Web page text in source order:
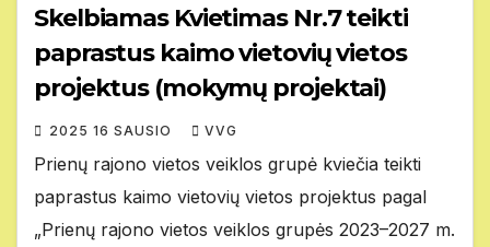
Skelbiamas Kvietimas Nr.7 teikti
paprastus kaimo vietovių vietos
projektus (mokymų projektai)
2025 16 SAUSIO VVG
Prienų rajono vietos veiklos grupė kviečia teikti
paprastus kaimo vietovių vietos projektus pagal
„Prienų rajono vietos veiklos grupės 2023–2027 m.